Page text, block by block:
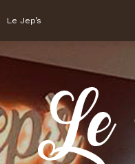
auLe Jep’s